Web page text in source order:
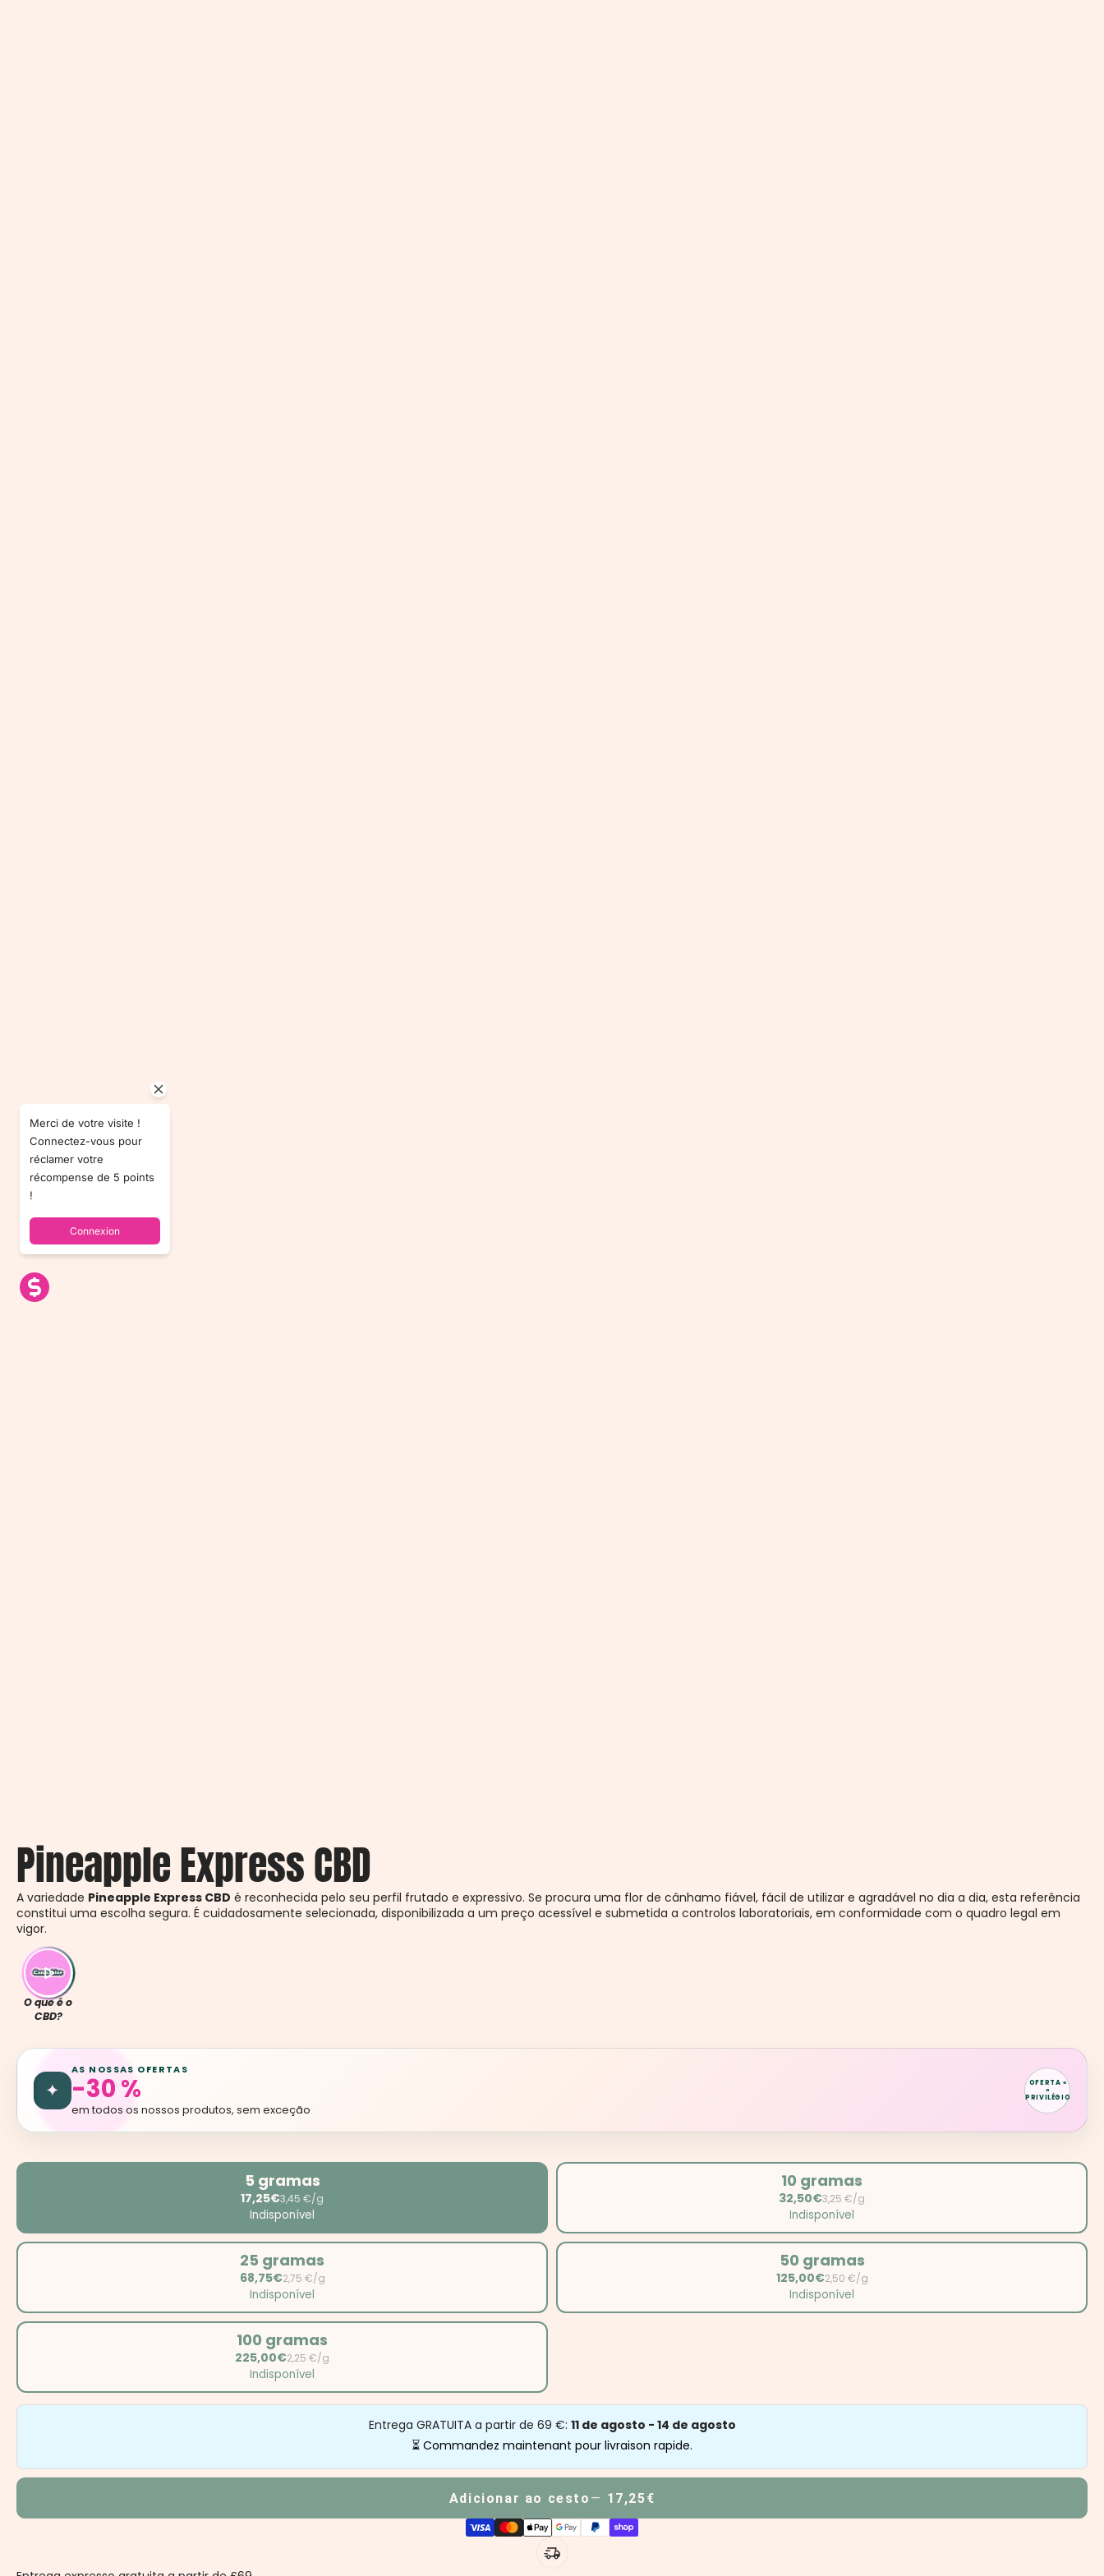
Pineapple Express CBD
A variedade Pineapple Express CBD é reconhecida pelo seu perfil frutado e expressivo. Se procura uma flor de cânhamo fiável, fácil de utilizar e agradável no dia a dia, esta referência
constitui uma escolha segura. É cuidadosamente selecionada, disponibilizada a um preço acessível e submetida a controlos laboratoriais, em conformidade com o quadro legal em
vigor.
O que é o
CBD?
✦
AS NOSSAS OFERTAS
-30 %
em todos os nossos produtos, sem exceção
OFERTA «
»
PRIVILÉGIO
5 gramas
17,25€3,45 €/g
Indisponível
10 gramas
32,50€3,25 €/g
Indisponível
25 gramas
68,75€2,75 €/g
Indisponível
50 gramas
125,00€2,50 €/g
Indisponível
100 gramas
225,00€2,25 €/g
Indisponível
Entrega GRATUITA a partir de 69 €: 11 de agosto - 14 de agosto
⏳ Commandez maintenant pour livraison rapide.
Adicionar ao cesto 17,25€
Merci de votre visite !
Connectez-vous pour
réclamer votre
récompense de 5 points
!
Connexion